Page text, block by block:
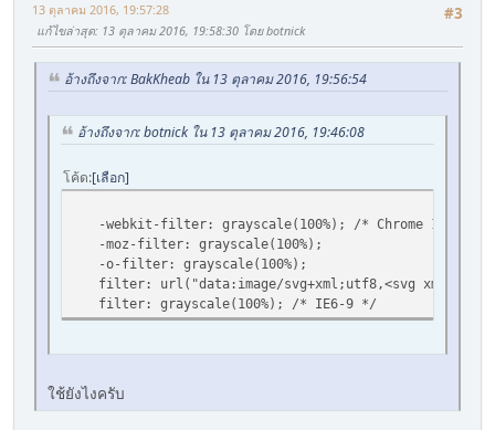
#3
13 ตุลาคม 2016, 19:57:28
แก้ไขล่าสุด: 13 ตุลาคม 2016, 19:58:30 โดย botnick
อ้างถึงจาก: BakKheab ใน 13 ตุลาคม 2016, 19:56:54
อ้างถึงจาก: botnick ใน 13 ตุลาคม 2016, 19:46:08
โค้ด เลือก
-webkit-filter: grayscale(100%); /* Chrome 19+,
-moz-filter: grayscale(100%);
-o-filter: grayscale(100%);
filter: url("data:image/svg+xml;utf8,<svg
filter: grayscale(100%); /* IE6-9 */
ใช้ยังไงครับ